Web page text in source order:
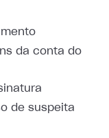
da conta do
de suspeita